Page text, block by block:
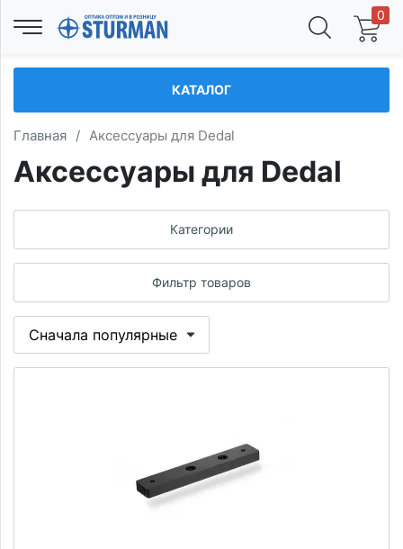
0
КАТАЛОГ
Главная / Аксессуары для Dedal
Аксессуары для Dedal
Категории
Фильтр товаров